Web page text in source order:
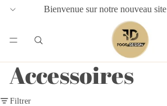
Bienvenue sur notre nouveau site
Accessoires
Filtrer